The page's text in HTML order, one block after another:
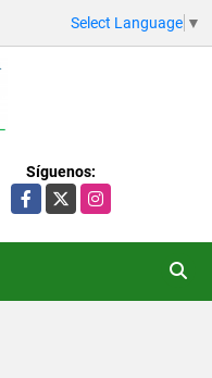
Select Language ▼
Síguenos:
Facebook
X Instagram